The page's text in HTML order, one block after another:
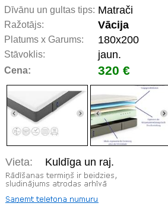
Dīvānu un gultas tips: Matrači
Ražotājs: Vācija
Platums x Garums: 180x200
Stāvoklis: jaun.
Cena: 320 €
Vieta: Kuldīga un raj.